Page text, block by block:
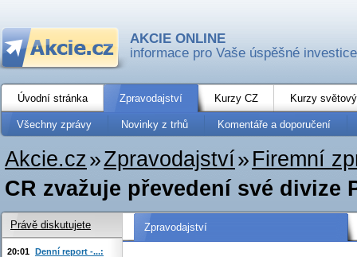
AKCIE ONLINE
informace pro Vaše úspěšné investice
Úvodní stránka Zpravodajství Kurzy CZ Kurzy
Všechny zprávy Novinky z trhů Komentáře a doporučení
Akcie.cz»Zpravodajství» Firemní
CR zvažuje převedení své divize
Zpravodajství
Právě diskutujete
20:01 Denní report -...: